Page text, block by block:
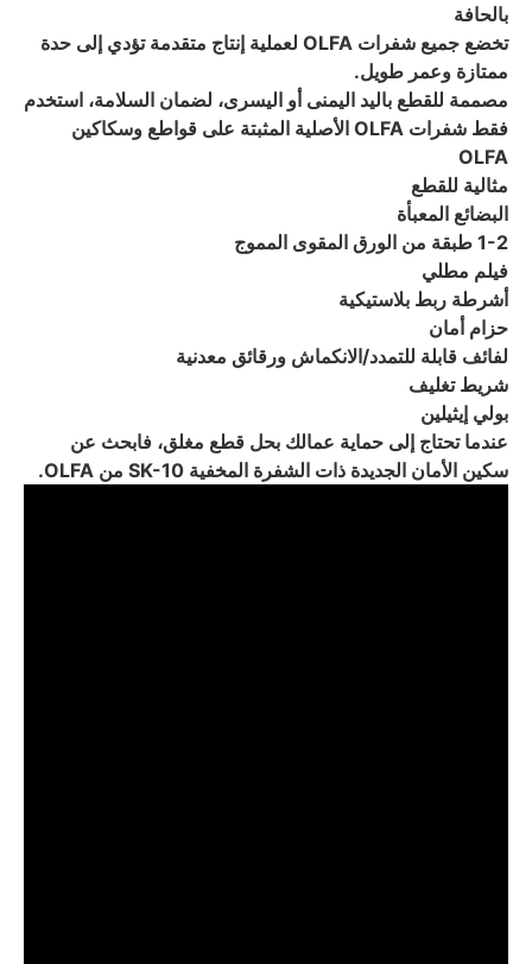
بالحافة
تخضع جميع شفرات OLFA لعملية إنتاج متقدمة تؤدي إلى حدة
ممتازة وعمر طويل.
مصممة للقطع باليد اليمنى أو اليسرى، لضمان السلامة، استخدم
فقط شفرات OLFA الأصلية المثبتة على قواطع وسكاكين
OLFA
مثالية للقطع
البضائع المعبأة
1-2 طبقة من الورق المقوى المموج
فيلم مطلي
أشرطة ربط بلاستيكية
حزام أمان
لفائف قابلة للتمدد/الانكماش ورقائق معدنية
شريط تغليف
بولي إيثيلين
عندما تحتاج إلى حماية عمالك بحل قطع مغلق، فابحث عن
سكين الأمان الجديدة ذات الشفرة المخفية SK-10 من OLFA.